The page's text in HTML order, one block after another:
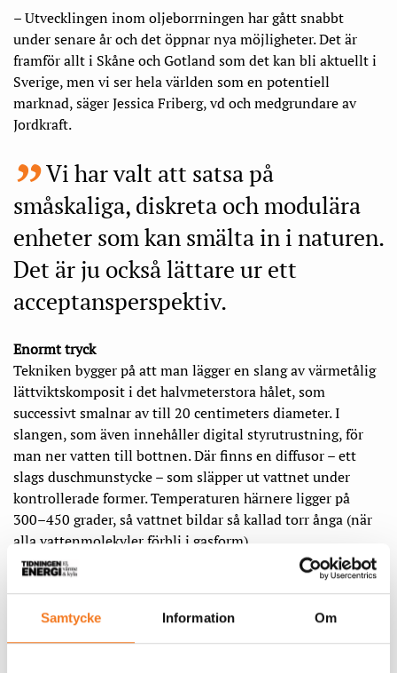
Samtycke Information Om
– Utvecklingen inom oljeborrningen har gått snabbt
under senare år och det öppnar nya möjligheter. Det är
framför allt i Skåne och Gotland som det kan bli aktuellt i
Sverige, men vi ser hela världen som en potentiell
marknad, säger Jessica Friberg, vd och medgrundare av
Jordkraft.
Vi har valt att satsa på
småskaliga, diskreta och modulära
enheter som kan smälta in i naturen.
Det är ju också lättare ur ett
acceptansperspektiv.
Enormt tryck
Tekniken bygger påatt man lägger en slang av värmetålig
lättviktskomposit i det halvmeterstora hålet, som
successivt smalnar av till 20 centimeters diameter. I
slangen, som även innehåller digital styrutrustning, för
man ner vatten till bottnen. Där finns en diffusor – ett
slags duschmunstycke – som släpper ut vattnet under
kontrollerade former. Temperaturen härnere ligger på
300–450 grader, så vattnet bildar så kallad torr ånga (när
alla vattenmolekyler förbli i gasform).
– Det blir ett enormt tryck i hålet, men vi har skapat ett
exakt nivå. Det blir ett konstant tryck på ångan som går
upp till en turbin.